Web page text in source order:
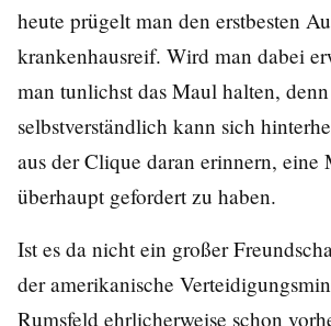
heute prügelt man den erstbesten
krankenhausreif. Wird man dabei
man tunlichst das Maul halten, denn
selbstverständlich kann sich
aus der Clique daran erinnern, eine
überhaupt gefordert zu haben.
Ist es da nicht ein großer
der amerikanische
Rumsfeld ehrlicherweise schon